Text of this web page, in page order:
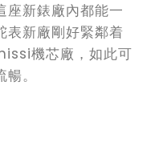
座新錶廠內都能一
表新廠剛好緊鄰着
機芯廠，如此可
。